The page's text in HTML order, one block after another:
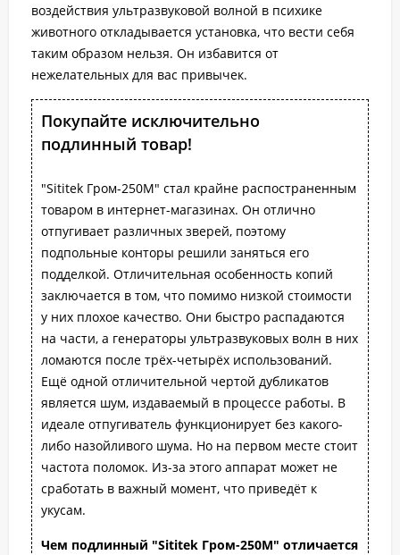
воздействия ультразвуковой волной в психике
животного откладывается установка, что вести себя
таким образом нельзя. Он избавится от
нежелательных для вас привычек.
Покупайте исключительно
подлинный товар!
"Sititek Гром-250М" стал крайне распостраненным
товаром в интернет-магазинах. Он отлично
отпугивает различных зверей, поэтому
подпольные конторы решили заняться его
подделкой. Отличительная особенность копий
заключается в том, что помимо низкой стоимости
у них плохое качество. Они быстро распадаются
на части, а генераторы ультразвуковых волн в них
ломаются после трёх-четырёх использований.
Ещё одной отличительной чертой дубликатов
является шум, издаваемый в процессе работы. В
идеале отпугиватель функционирует без какого-
либо назойливого шума. Но на первом месте стоит
частота поломок. Из-за этого аппарат может не
сработать в важный момент, что приведёт к
укусам.
Чем подлинный "Sititek Гром-250М" отличается